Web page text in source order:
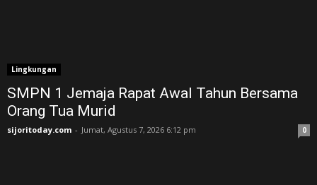
Lingkungan
SMPN 1 Jemaja Rapat Awal Tahun Bersama
Orang Tua Murid ‎
sijoritoday.com - Jumat, Agustus 7, 2026 6:12 pm 0